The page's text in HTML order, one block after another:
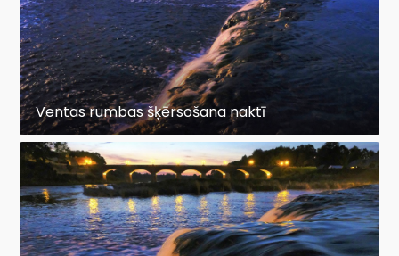
Ventas rumbas šķērsošana naktī